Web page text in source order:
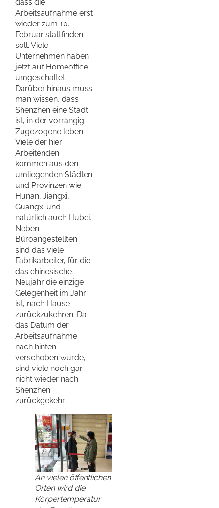
dass die
Arbeitsaufnahme erst
wieder zum 10.
Februar stattfinden
soll. Viele
Unternehmen haben
jetzt auf Homeoffice
umgeschaltet.
Darüber hinaus muss
man wissen, dass
Shenzhen eine Stadt
ist, in der vorrangig
Zugezogene leben.
Viele der hier
Arbeitenden
kommen aus den
umliegenden Städten
und Provinzen wie
Hunan, Jiangxi,
Guangxi und
natürlich auch Hubei.
Neben
Büroangestellten
sind das viele
Fabrikarbeiter, für die
das chinesische
Neujahr die einzige
Gelegenheit im Jahr
ist, nach Hause
zurückzukehren. Da
das Datum der
Arbeitsaufnahme
nach hinten
verschoben wurde,
sind viele noch gar
nicht wieder nach
Shenzhen
zurückgekehrt.
An vielen öffentlichen
Orten wird die
Körpertemperatur